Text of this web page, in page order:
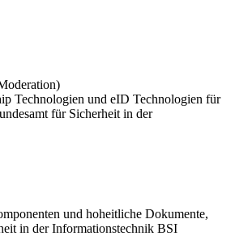
Technologien und eID Technologien für
für Sicherheit in der
und hoheitliche Dokumente,
in der Informationstechnik BSI